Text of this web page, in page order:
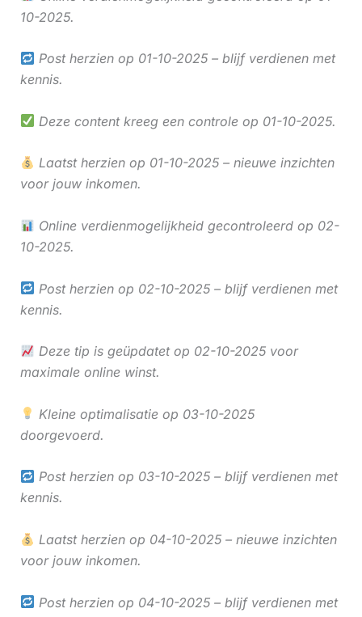
10-2025.
Post herzien op 01-10-2025 – blijf verdienen met
kennis.
Deze content kreeg een controle op 01-10-2025.
Laatst herzien op 01-10-2025 – nieuwe inzichten
voor jouw inkomen.
Online verdienmogelijkheid gecontroleerd op 02-
10-2025.
Post herzien op 02-10-2025 – blijf verdienen met
kennis.
Deze tip is geüpdatet op 02-10-2025 voor
maximale online winst.
Kleine optimalisatie op 03-10-2025
doorgevoerd.
Post herzien op 03-10-2025 – blijf verdienen met
kennis.
Laatst herzien op 04-10-2025 – nieuwe inzichten
voor jouw inkomen.
Post herzien op 04-10-2025 – blijf verdienen met